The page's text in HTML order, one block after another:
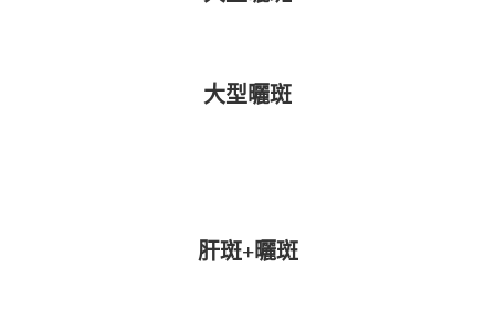
大型曬斑
肝斑+曬斑